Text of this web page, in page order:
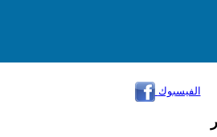
الفيسبوك